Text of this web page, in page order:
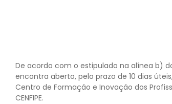
De acordo com o estipulado na alínea b)
encontra aberto, pelo prazo de 10 dias
Centro de Formação e Inovação dos
CENFIPE.